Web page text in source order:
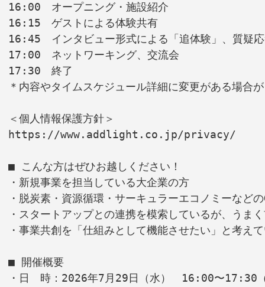
16:00　オープニング・施設紹介
16:15　ゲストによる体験共有
16:45　インタビュー形式による「追体験」、質疑
17:00　ネットワーキング、交流会
17:30　終了
＊内容やタイムスケジュール詳細に変更がある場合
＜個人情報保護方針＞
https://www.addlight.co.jp/privacy/
■ こんな方はぜひお越しください！
・新規事業を担当している大企業の方
・脱炭素・資源循環・サーキュラーエコノミーなど
・スタートアップとの連携を模索しているが、うま
・事業共創を「仕組みとして機能させたい」と考え
■ 開催概要
・日　時：2026年7月29日（水）　16:00〜17:30